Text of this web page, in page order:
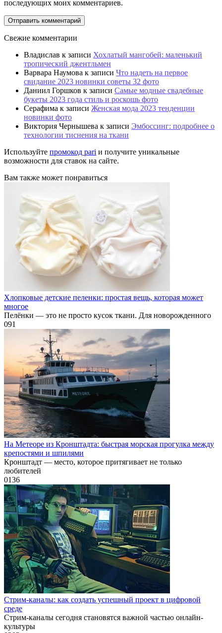
последующих моих комментариев.
Свежие комментарии
Владислав к записи Хохлатый мангобей: маленький
тропический джентльмен
Варвара Наумова к записи Что надеть на первое
свидание 2023 новинки советы 32 фото
Даниил Горшков к записи Самые модные свадебные
букеты 2023 года стиль и роскошь фото
Серафима к записи Женская мода 2023 тенденции
новинки фото
Виктория Чернышева к записи Эмбоссинг: подробнее о
технологии тиснения на ткани
Используйте промокод pari и получите уникальные
возможности для ставок на сайте.
Вам также может понравиться
Хлопковые детские пеленки: простая вещь, которая может
многое
Пелёнки — это не просто кусок ткани. Для новорожденного
091
На Метеоре из Кронштадта: быстрая морская прогулка между
крепостями и шпилями
Кронштадт — место, которое притягивает не только
любителей
0136
Стрим-каналы: как создать успешный проект в цифровой
среде
Стрим-каналы сегодня становятся важной частью онлайн-
культуры